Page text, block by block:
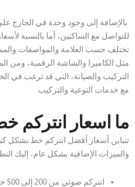
بالإضافة إلى وجود وحدة في الخارج
للتواصل مع الساكنين، أما بالنسبة
تختلف حسب العلامة والمواصفات
مثل الكاميرا والشاشة الرقمية، ومن
التركيب والصيانة، التي قد ترغب في
مع خدمات التوعية والتركيب
ما اسعار انتركم
تتباين أسعار أفضل انتركم خط بشكل
والميزات الإضافية بشكل عام، إليك
انتركم صوتي من 200 إلى 500 جنيه مصري.